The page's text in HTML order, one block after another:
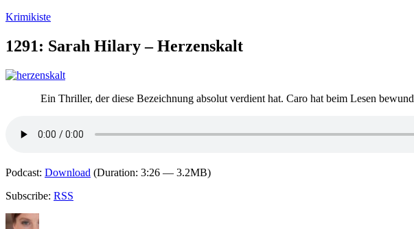
Zum
springen
Krimikiste
1291: Sarah Hilary – Herzenskalt
Ein Thriller, der diese Bezeichnung absolut verdient hat. Caro hat beim Lesen
Podcast: Download (Duration: 3:26 — 3.2MB)
Subscribe: RSS
Autor